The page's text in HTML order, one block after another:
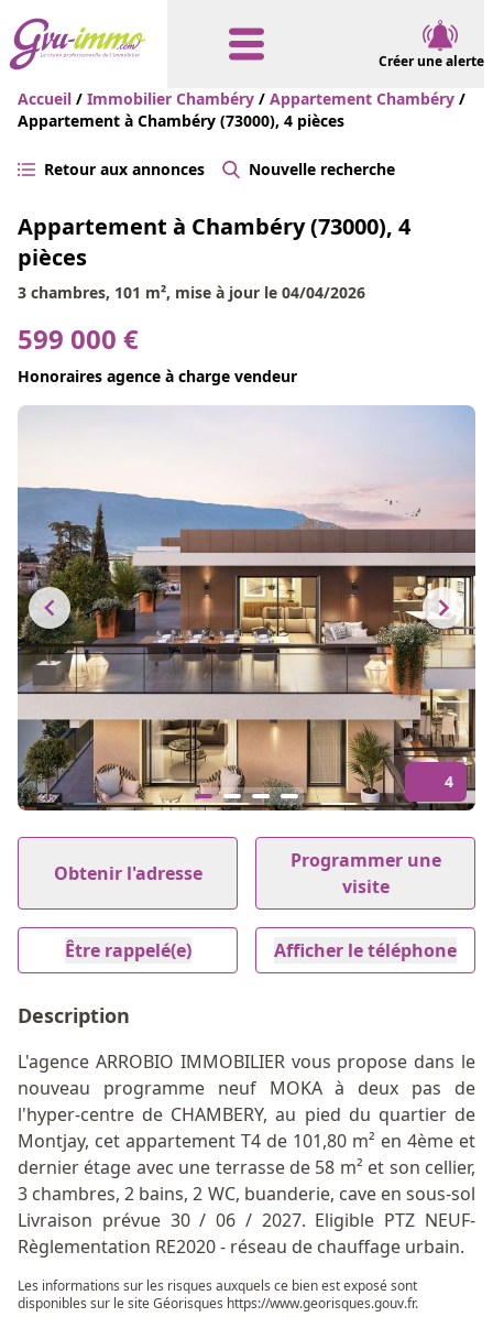
Créer une alerte
Accueil / Immobilier Chambéry / Appartement Chambéry /
Appartement à Chambéry (73000), 4 pièces
Retour aux annonces Nouvelle recherche
Appartement à Chambéry (73000), 4
pièces
3 chambres, 101 m², mise à jour le 04/04/2026
599 000 €
Honoraires agence à charge vendeur
4
1
4
Obtenir l'adresse
Programmer une
visite
Être rappelé(e) Afficher le téléphone
Description
L'agence ARROBIO IMMOBILIER vous propose dans le
nouveau programme neuf MOKA à deux pas de
l'hyper-centre de CHAMBERY, au pied du quartier de
Montjay, cet appartement T4 de 101,80 m² en 4ème et
dernier étage avec une terrasse de 58 m² et son cellier,
3 chambres, 2 bains, 2 WC, buanderie, cave en sous-sol
Livraison prévue 30 / 06 / 2027. Eligible PTZ NEUF-
Règlementation RE2020 - réseau de chauffage urbain.
Les informations sur les risques auxquels ce bien est exposé sont
disponibles sur le site Géorisques https://www.georisques.gouv.fr.